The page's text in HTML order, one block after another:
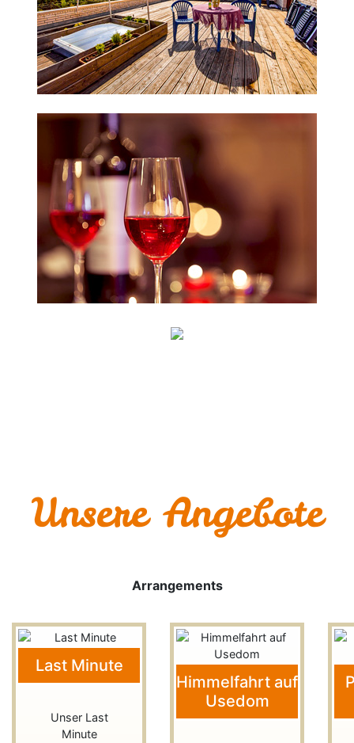
Unsere Angebote
Previous
Arrangements
Last Minute
Unser Last
Minute
Himmelfahrt auf
Usedom